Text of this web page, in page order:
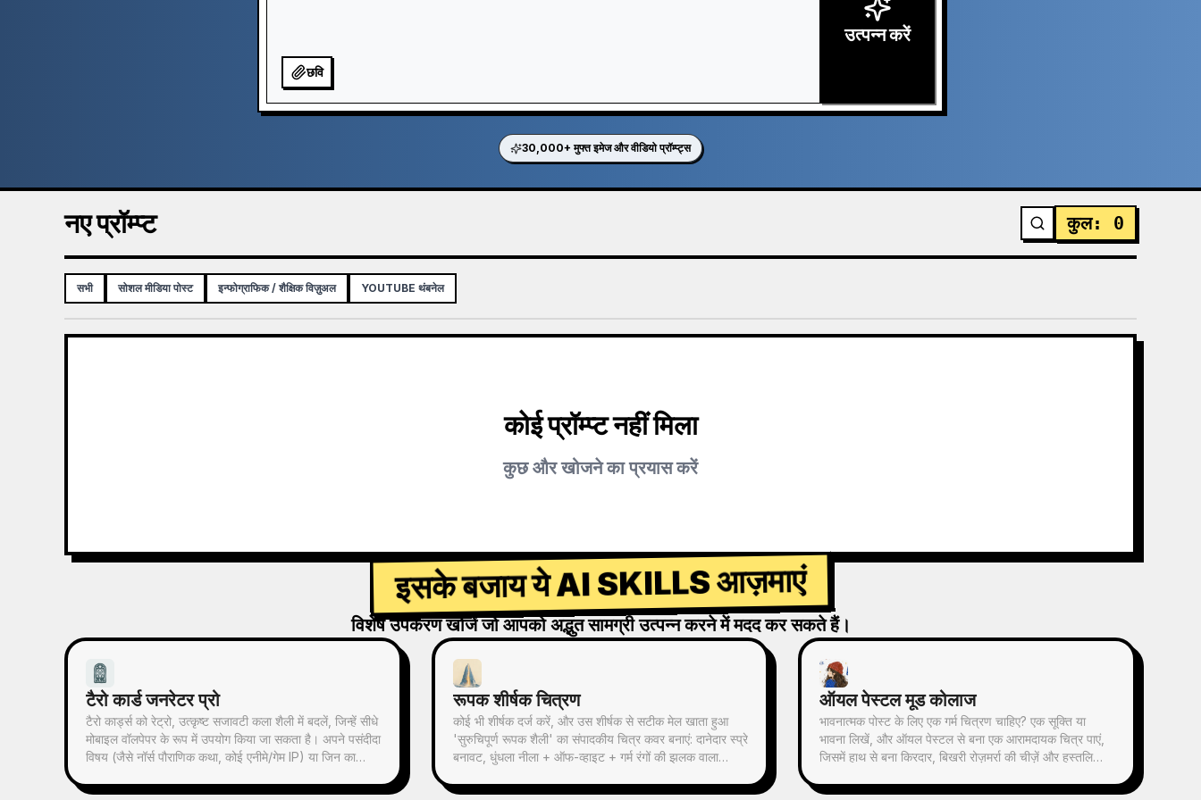
छवि
उत्पन्न करें
30,000+ मुफ्त इमेज और वीडियो प्रॉम्प्ट्स
नए प्रॉम्प्ट कुल: 0
सभी सोशल मीडिया पोस्ट इन्फोग्राफिक / शैक्षिक विज़ुअल YOUTUBE थंबनेल
कोई प्रॉम्प्ट नहीं मिला
कुछ और खोजने का प्रयास करें
इसके बजाय ये AI SKILLS आज़माएं
विशेष उपकरण खोजें जो आपको अद्भुत सामग्री उत्पन्न करने में मदद कर सकते हैं।
टैरो कार्ड जनरेटर प्रो
टैरो कार्ड्स को रेट्रो, उत्कृष्ट सजावटी कला शैली में बदलें, जिन्हें सीधे
मोबाइल वॉलपेपर के रूप में उपयोग किया जा सकता है। अपने पसंदीदा
विषय (जैसे नॉर्स पौराणिक कथा, कोई एनीमे/गेम IP) या जिन कार्ड्स
वाले टैरो कार्ड चित्र तैयार करेगा। पूरे 78 कार्ड्स का सेट, एक
रूपक शीर्षक चित्रण
कोई भी शीर्षक दर्ज करें, और उस शीर्षक से सटीक मेल खाता हुआ
'सुरुचिपूर्ण रूपक शैली' का संपादकीय चित्र कवर बनाएं: दानेदार स्प्रे
बनावट, धुंधला नीला + ऑफ-व्हाइट + गर्म रंगों की झलक वाला
समाचार, पॉडकास्ट, लेख, Newsletter के कवर चित्र के लिए
ऑयल पेस्टल मूड कोलाज
भावनात्मक पोस्ट के लिए एक गर्म चित्रण चाहिए? एक सूक्ति या
भावना लिखें, और ऑयल पेस्टल से बना एक आरामदायक चित्र पाएं,
जिसमें हाथ से बना किरदार, बिखरी रोज़मर्रा की चीज़ें और हस्तलिखित